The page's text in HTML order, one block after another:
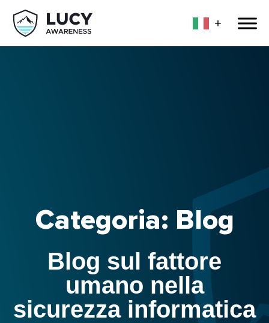
Categoria: Blog
Blog sul fattore
umano nella
sicurezza informatica